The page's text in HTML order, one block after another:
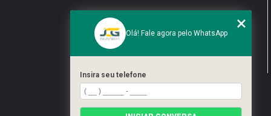
CONTATO
(11) 95462-8630
bene@jcgdivisorias.com
Home
Olá! Fale agora pelo WhatsApp
Insira seu telefone